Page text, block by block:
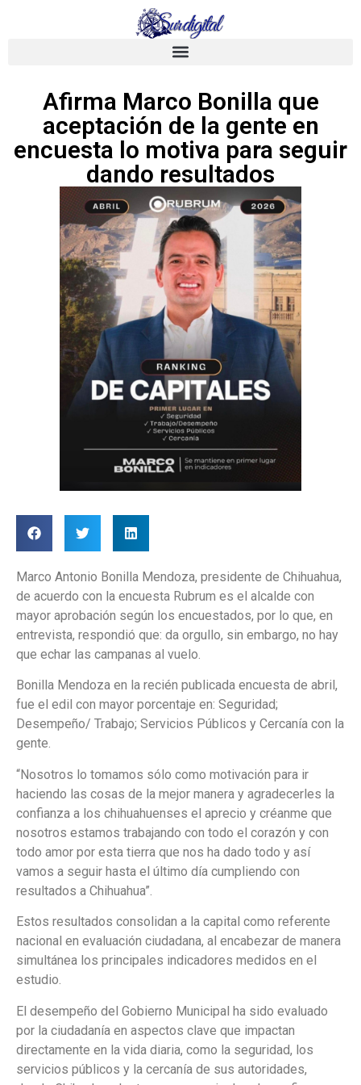
Afirma Marco Bonilla que
aceptación de la gente en
encuesta lo motiva para seguir
dando resultados
Marco Antonio Bonilla Mendoza, presidente de Chihuahua,
de acuerdo con la encuesta Rubrum es el alcalde con
mayor aprobación según los encuestados, por lo que, en
entrevista, respondió que: da orgullo, sin embargo, no hay
que echar las campanas al vuelo.
Bonilla Mendoza en la recién publicada encuesta de abril,
fue el edil con mayor porcentaje en: Seguridad;
Desempeño/ Trabajo; Servicios Públicos y Cercanía con la
gente.
“Nosotros lo tomamos sólo como motivación para ir
haciendo las cosas de la mejor manera y agradecerles la
confianza a los chihuahuenses el aprecio y créanme que
nosotros estamos trabajando con todo el corazón y con
todo amor por esta tierra que nos ha dado todo y así
vamos a seguir hasta el último día cumpliendo con
resultados a Chihuahua”.
Estos resultados consolidan a la capital como referente
nacional en evaluación ciudadana, al encabezar de manera
simultánea los principales indicadores medidos en el
estudio.
El desempeño del Gobierno Municipal ha sido evaluado
por la ciudadanía en aspectos clave que impactan
directamente en la vida diaria, como la seguridad, los
servicios públicos y la cercanía de sus autoridades,